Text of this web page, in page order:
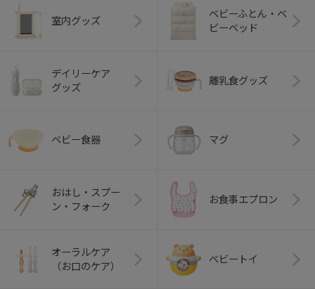
室内グッズ
ベビーふとん・ベ
ビーベッド
デイリーケア
グッズ
離乳食グッズ
ベビー食器 マグ
おはし・スプー
ン・フォーク
お食事エプロン
オーラルケア
（お口のケア）
ベビートイ